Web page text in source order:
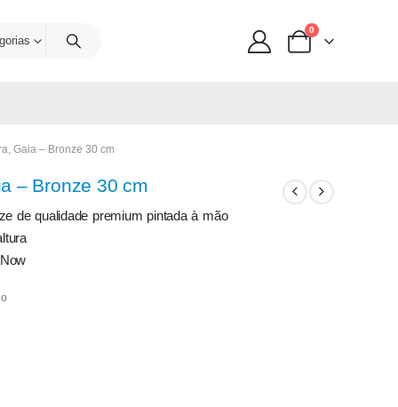
0
Gaia – Bronze 30 cm
– Bronze 30 cm
de qualidade premium pintada à mão